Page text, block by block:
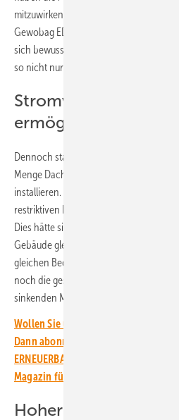
mitzuwirken“, ergänzt Karsten Mitzinger,
Gewobag ED Energie- und
sich bewusst für Photovoltaikstrom
so nicht nur ihren Geldbeutel, sondern
Stromvertrieb in der
ermöglichen
Dennoch standen einige Hürden im
Menge Dachfläche vorhanden, um
installieren. Doch kritisieren die
restriktiven Regelungen beim
Dies hätte sich bei diesem Projekt
Gebäude gleich mit zu versorgen. Doch
gleichen Bedingungen in im Neubau
noch die gestiegenen Material- und
sinkenden Mieterstromzuschlag treffen.
Wollen Sie über die Energiewende
Dann abonnieren Sie einfach den
ERNEUERBARE ENERGIEN – dem
Magazin für erneuerbare Energien in
Hoher Aufwand und